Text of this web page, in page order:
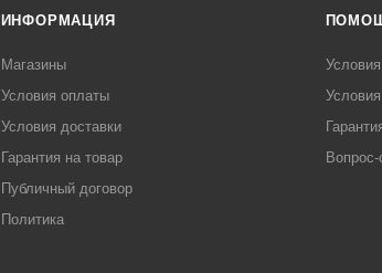
ИНФОРМАЦИЯ
Магазины
Условия оплаты
Условия доставки
Гарантия на товар
Публичный договор
Политика
Вопрос-